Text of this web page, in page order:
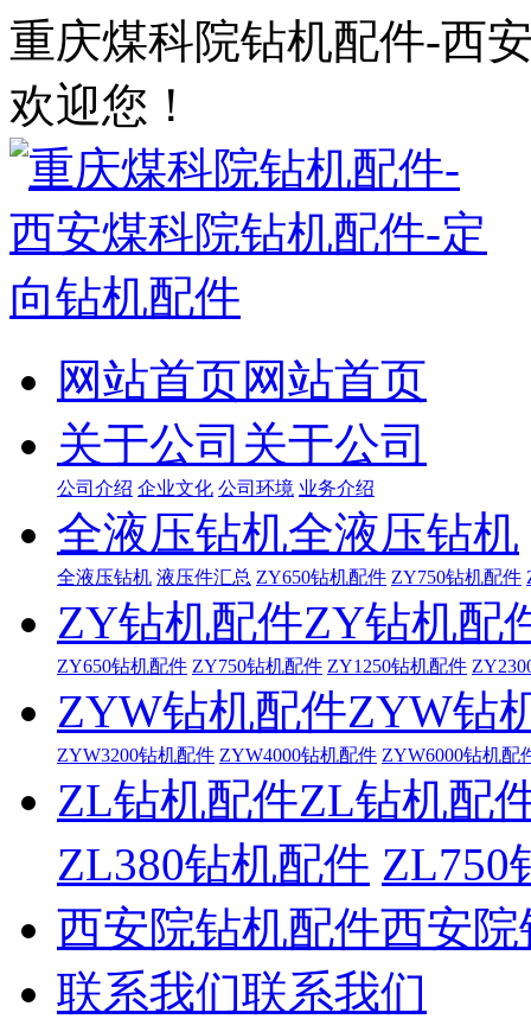
重庆煤科院钻机配件-西
欢迎您！
网站首页网站首页
关于公司 关于公司
公司介绍 企业文化 公司环境 业务介绍
全液压钻机全液压钻机
全液压钻机 液压件汇总 ZY650钻机配件 ZY750钻机配件
ZY钻机配件ZY钻机配
ZY650钻机配件 ZY750钻机配件 ZY1250钻机配件
ZYW钻机配件ZYW钻
ZYW3200钻机配件 ZYW4000钻机配件 ZYW6000钻机配
ZL钻机配件ZL钻机配
ZL380钻机配件 ZL750
西安院钻机配件西安
联系我们联系我们